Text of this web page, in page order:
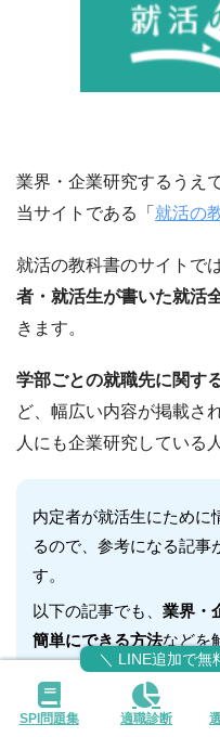
業界・企業研究するうえ
当サイトである「 就活の
就活の教科書のサイトで
者・就活生が書いた就活
きます。
学部ごとの就職先に関す
ど、幅広い内容が掲載さ
人にも企業研究している
内定者が就活生にために
るので、参考になる記事
す。
以下の記事でも、 業界・
簡単にできる方法などを
で、合わせて読んでみて
SPI問題集 適職診断
＼ LINE追加で無